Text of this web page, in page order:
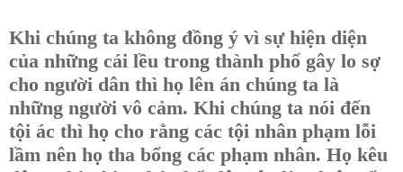
Khi chúng ta không đồng ý vì sự hiện diện
của những cái lều trong thành phố gây lo sợ
cho người dân thì họ lên án chúng ta là
những người vô cảm. Khi chúng ta nói đến
tội ác thì họ cho rằng các tội nhân phạm lỗi
lầm nên họ tha bổng các phạm nhân. Họ kêu